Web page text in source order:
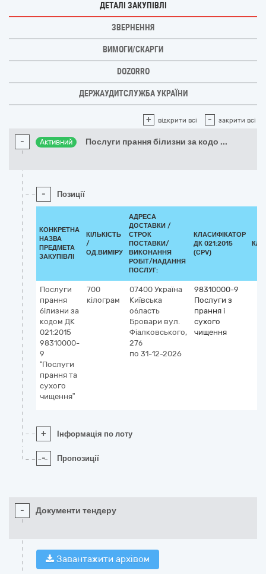
ДЕТАЛІ ЗАКУПІВЛІ
ЗВЕРНЕННЯ
ВИМОГИ/СКАРГИ
DOZORRO
ДЕРЖАУДИТСЛУЖБА УКРАЇНИ
+ відкрити всі - закрити всі
- Активний Послуги прання білизни за кодо ...
- Позиції
КОНКРЕТНА
НАЗВА
ПРЕДМЕТА
ЗАКУПІВЛІ
КІЛЬКІСТЬ
/
ОД.ВИМІРУ
АДРЕСА
ДОСТАВКИ /
СТРОК
ПОСТАВКИ/
ВИКОНАННЯ
РОБІТ/НАДАННЯ
ПОСЛУГ:
КЛАСИФІКАТОР
ДК 021:2015
(CPV)
Послуги
прання
білизни за
кодом ДК
021:2015
98310000-
9
“Послуги
прання та
сухого
чищення”
700
кілограм
07400 Україна
Київська
область
Бровари вул.
Фіалковського,
27б
по 31-12-2026
98310000-9
Послуги з
прання і
сухого
чищення
+ Інформація по лоту
- Пропозиції
- Документи тендеру
Завантажити архівом